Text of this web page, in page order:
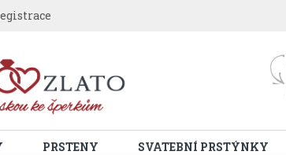
PRSTENY SVATEBNÍ PRSTÝNKY